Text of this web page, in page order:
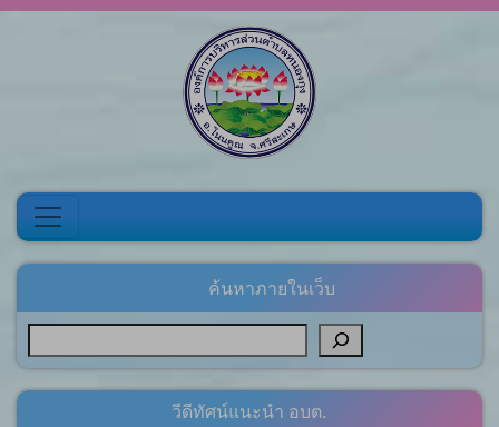
ค้นหาภายในเว็บ
วีดีทัศน์แนะนำ อบต.